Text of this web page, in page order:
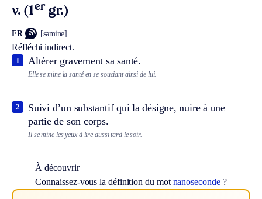
v. (1er gr.)
FR [səmine]
Réfléchi indirect.
Altérer gravement sa santé.
1
Elle se mine la santé en se souciant ainsi de lui.
Suivi d’un substantif qui la désigne, nuire à une
partie de son corps.
2
Il se mine les yeux à lire aussi tard le soir.
À découvrir
Connaissez-vous la définition du mot nanoseconde?